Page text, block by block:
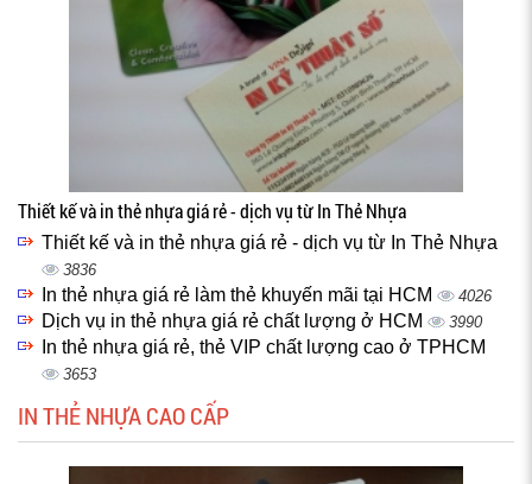
Thiết kế và in thẻ nhựa giá rẻ - dịch vụ từ In Thẻ Nhựa
Thiết kế và in thẻ nhựa giá rẻ - dịch vụ từ In Thẻ Nhựa
3836
In thẻ nhựa giá rẻ làm thẻ khuyến mãi tại HCM 4026
Dịch vụ in thẻ nhựa giá rẻ chất lượng ở HCM 3990
In thẻ nhựa giá rẻ, thẻ VIP chất lượng cao ở TPHCM
3653
IN THẺ NHỰA CAO CẤP